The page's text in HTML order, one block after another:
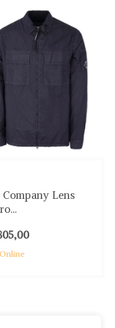
Company Lens
Online